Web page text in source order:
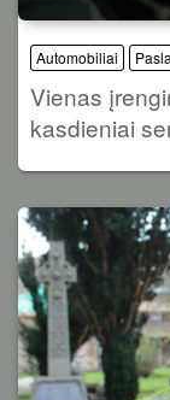
Automobiliai
Vienas
kasdieniai